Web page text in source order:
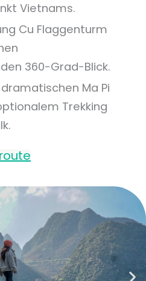
Vietnams.
Cu Flaggenturm
360-Grad-Blick.
Ma Pi
Trekking